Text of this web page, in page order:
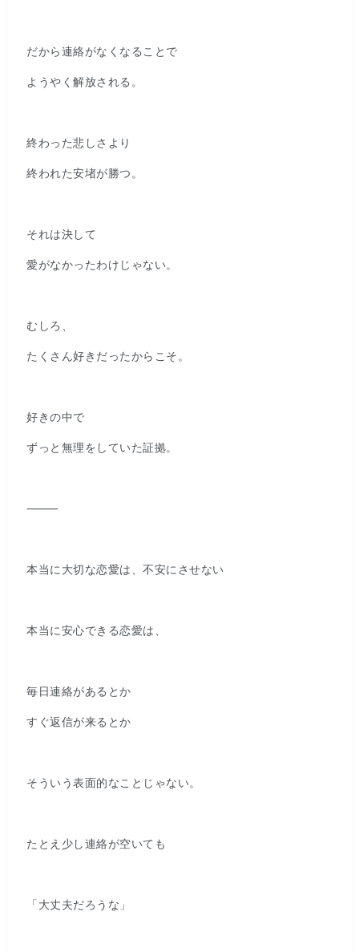
だから連絡がなくなることで
ようやく解放される。
終わった悲しさより
終われた安堵が勝つ。
それは決して
愛がなかったわけじゃない。
むしろ、
たくさん好きだったからこそ。
好きの中で
ずっと無理をしていた証拠。
⸻
本当に大切な恋愛は、不安にさせない
本当に安心できる恋愛は、
毎日連絡があるとか
すぐ返信が来るとか
そういう表面的なことじゃない。
たとえ少し連絡が空いても
「大丈夫だろうな」